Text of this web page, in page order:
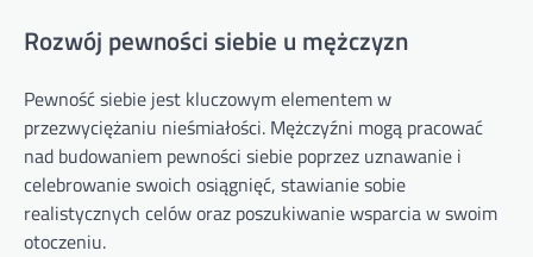
Rozwój pewności siebie u mężczyzn
Pewność siebie jest kluczowym elementem w
przezwyciężaniu nieśmiałości. Mężczyźni mogą pracować
nad budowaniem pewności siebie poprzez uznawanie i
celebrowanie swoich osiągnięć, stawianie sobie
realistycznych celów oraz poszukiwanie wsparcia w swoim
otoczeniu.